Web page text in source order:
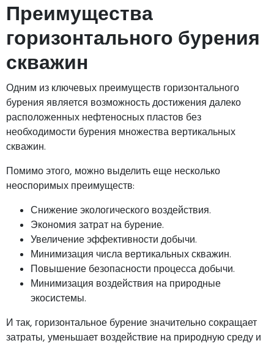
Преимущества
горизонтального бурения
скважин
Одним из ключевых преимуществ горизонтального
бурения является возможность достижения далеко
расположенных нефтеносных пластов без
необходимости бурения множества вертикальных
скважин.
Помимо этого, можно выделить еще несколько
неоспоримых преимуществ:
Снижение экологического воздействия.
Экономия затрат на бурение.
Увеличение эффективности добычи.
Минимизация числа вертикальных скважин.
Повышение безопасности процесса добычи.
Минимизация воздействия на природные
экосистемы.
И так, горизонтальное бурение значительно сокращает
затраты, уменьшает воздействие на природную среду и